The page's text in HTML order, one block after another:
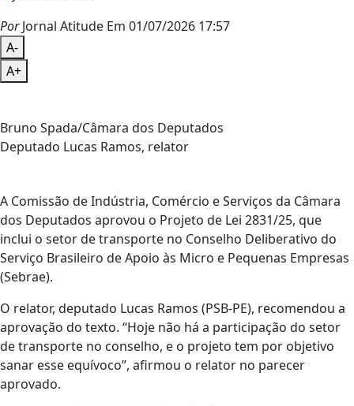
PorJornal Atitude Em 01/07/2026 17:57
A-
A+
Bruno Spada/Câmara dos Deputados
Deputado Lucas Ramos, relator
A Comissão de Indústria, Comércio e Serviços da Câmara
dos Deputados aprovou o Projeto de Lei 2831/25, que
inclui o setor de transporte no Conselho Deliberativo do
Serviço Brasileiro de Apoio às Micro e Pequenas Empresas
(Sebrae).
O relator, deputado Lucas Ramos (PSB-PE), recomendou a
aprovação do texto. “Hoje não há a participação do setor
de transporte no conselho, e o projeto tem por objetivo
sanar esse equívoco”, afirmou o relator no parecer
aprovado.